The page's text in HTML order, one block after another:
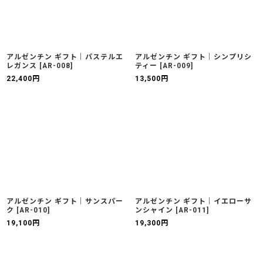
アルゼンチン ギフト｜パステルエ
レガンス
[AR-008]
22,400 円
アルゼンチン ギフト｜シンプリシ
ティー
[AR-009]
13,500 円
アルゼンチン ギフト｜サンスパー
ク
[AR-010]
19,100 円
アルゼンチン ギフト｜イエローサ
ンシャイン
[AR-011 ]
19,300 円